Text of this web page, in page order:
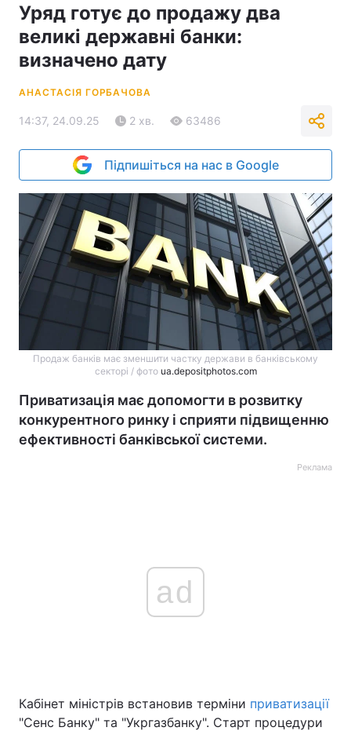
Уряд готує до продажу два
великі державні банки:
визначено дату
АНАСТАСІЯ ГОРБАЧОВА
14:37, 24.09.25 2 хв. 63486
Підпишіться на нас в Google
Продаж банків має зменшити частку держави в банківському
секторі / фото ua.depositphotos.com
Приватизація має допомогти в розвитку
конкурентного ринку і сприяти підвищенню
ефективності банківської системи.
Реклама
ad
Кабінет міністрів встановив терміни приватизації
"Сенс Банку" та "Укргазбанку". Старт процедури